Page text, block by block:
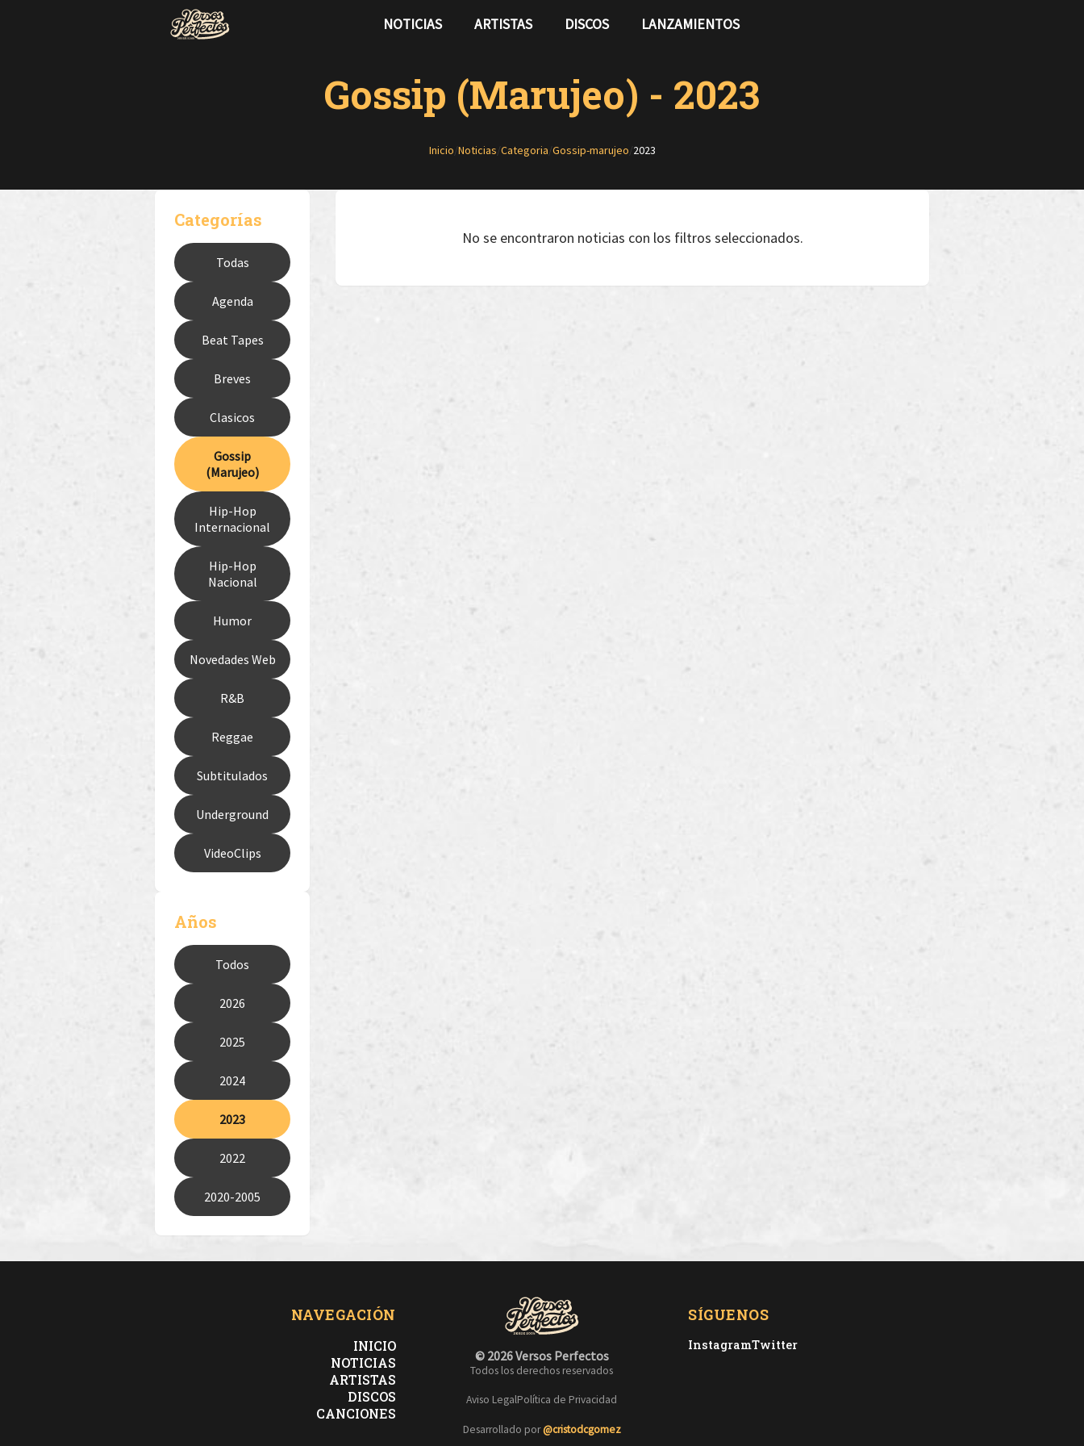
NOTICIAS ARTISTAS DISCOS LANZAMIENTOS
Gossip (Marujeo) - 2023
Inicio/Noticias/Categoria/Gossip-marujeo/2023
Categorías
Todas
Agenda
Beat Tapes
Breves
Clasicos
Gossip
(Marujeo)
Hip-Hop
Internacional
Hip-Hop
Nacional
Humor
Novedades Web
R&B
Reggae
Subtitulados
Underground
VideoClips
Años
Todos
2026
2025
2024
2023
2022
2020-2005
No se encontraron noticias con los filtros seleccionados.
NAVEGACIÓN
INICIO
NOTICIAS
ARTISTAS
DISCOS
CANCIONES
© 2026 Versos Perfectos
Todos los derechos reservados
Aviso LegalPolítica de Privacidad
Desarrollado por@cristodcgomez
SÍGUENOS
InstagramTwitter